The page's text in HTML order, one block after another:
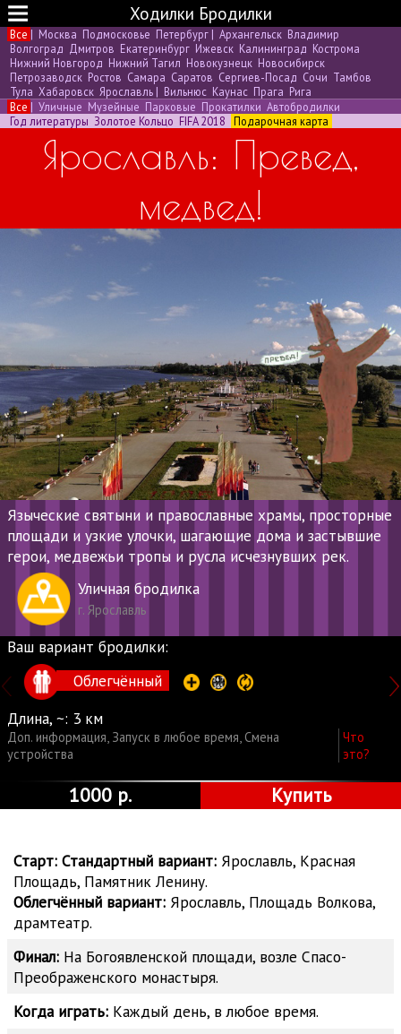
Ходилки Бродилки
Все | Москва Подмосковье Петербург | Архангельск Владимир
Волгоград Дмитров Екатеринбург Ижевск Калининград Кострома
Нижний Новгород Нижний Тагил Новокузнецк Новосибирск
Петрозаводск Ростов Самара Саратов Сергиев-Посад Сочи Тамбов
Тула Хабаровск Ярославль | Вильнюс Каунас Прага Рига
Все | Уличные Музейные Парковые Прокатилки Автобродилки
Год литературы Золотое Кольцо FIFA 2018 Подарочная карта
Ярославль: Превед,
медвед!
Языческие святыни и православные храмы, просторные
площади и узкие улочки, шагающие дома и застывшие
герои, медвежьи тропы и русла исчезнувших рек.
Уличная бродилка
г. Ярославль
Ваш вариант бродилки:
Облегчённый
Длина, ~: 3 км
Доп. информация, Запуск в любое время, Смена
устройства
Что
это?
1000 р. Купить
Старт:Стандартный вариант: Ярославль, Красная
Площадь, Памятник Ленину.
Облегчённый вариант: Ярославль, Площадь Волкова,
драмтеатр.
Финал: На Богоявленской площади, возле Спасо-
Преображенского монастыря.
Когда играть: Каждый день, в любое время.